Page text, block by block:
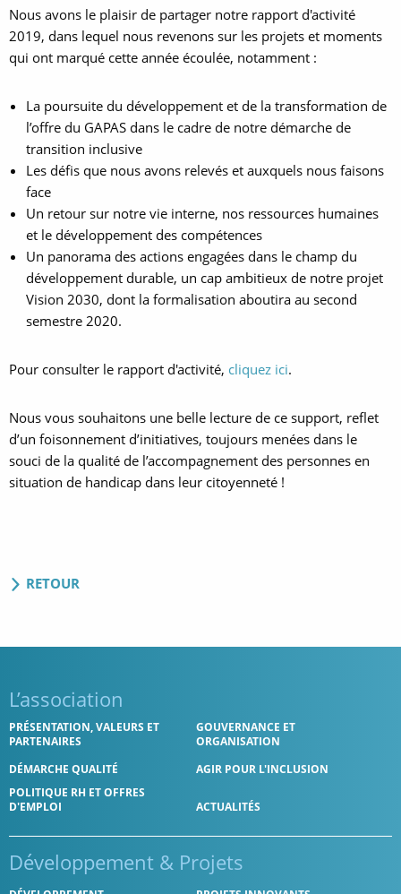
Nous avons le plaisir de partager notre rapport d'activité
2019, dans lequel nous revenons sur les projets et moments
qui ont marqué cette année écoulée, notamment :
La poursuite du développement et de la transformation de
l’offre du GAPAS dans le cadre de notre démarche de
transition inclusive
Les défis que nous avons relevés et auxquels nous faisons
face
Un retour sur notre vie interne, nos ressources humaines
et le développement des compétences
Un panorama des actions engagées dans le champ du
développement durable, un cap ambitieux de notre projet
Vision 2030, dont la formalisation aboutira au second
semestre 2020.
Pour consulter le rapport d'activité, cliquez ici.
Nous vous souhaitons une belle lecture de ce support, reflet
d’un foisonnement d’initiatives, toujours menées dans le
souci de la qualité de l’accompagnement des personnes en
situation de handicap dans leur citoyenneté !
RETOUR
L’association
PRÉSENTATION, VALEURS ET
PARTENAIRES
GOUVERNANCE ET
ORGANISATION
DÉMARCHE QUALITÉ
AGIR POUR L'INCLUSION
POLITIQUE RH ET OFFRES
D'EMPLOI
ACTUALITÉS
Développement & Projets